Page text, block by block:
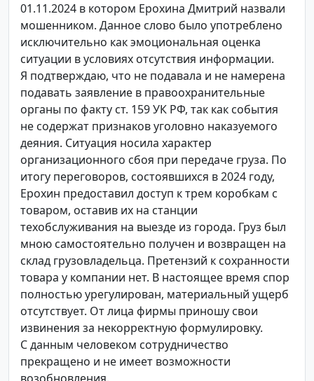
01.11.2024 в котором Ерохина Дмитрий назвали
мошенником. Данное слово было употреблено
исключительно как эмоциональная оценка
ситуации в условиях отсутствия информации.
Я подтверждаю, что не подавала и не намерена
подавать заявление в правоохранительные
органы по факту ст. 159 УК РФ, так как события
не содержат признаков уголовно наказуемого
деяния. Ситуация носила характер
организационного сбоя при передаче груза. По
итогу переговоров, состоявшихся в 2024 году,
Ерохин предоставил доступ к трем коробкам с
товаром, оставив их на станции
техобслуживания на выезде из города. Груз был
мною самостоятельно получен и возвращен на
склад грузовладельца. Претензий к сохранности
товара у компании нет. В настоящее время спор
полностью урегулирован, материальный ущерб
отсутствует. От лица фирмы приношу свои
извинения за некорректную формулировку.
С данным человеком сотрудничество
прекращено и не имеет возможности